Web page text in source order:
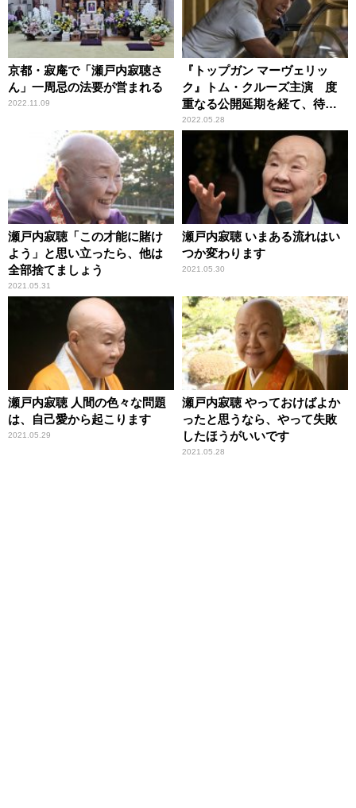
京都・寂庵で「瀬戸内寂聴さ
ん」一周忌の法要が営まれる
2022.11.09
『トップガン マーヴェリッ
ク』トム・クルーズ主演 度
重なる公開延期を経て、待望
のスクリーンへ
2022.05.28
瀬戸内寂聴「この才能に賭け
よう」と思い立ったら、他は
全部捨てましょう
2021.05.31
瀬戸内寂聴 いまある流れはい
つか変わります
2021.05.30
瀬戸内寂聴 人間の色々な問題
は、自己愛から起こります
2021.05.29
瀬戸内寂聴 やっておけばよか
ったと思うなら、やって失敗
したほうがいいです
2021.05.28